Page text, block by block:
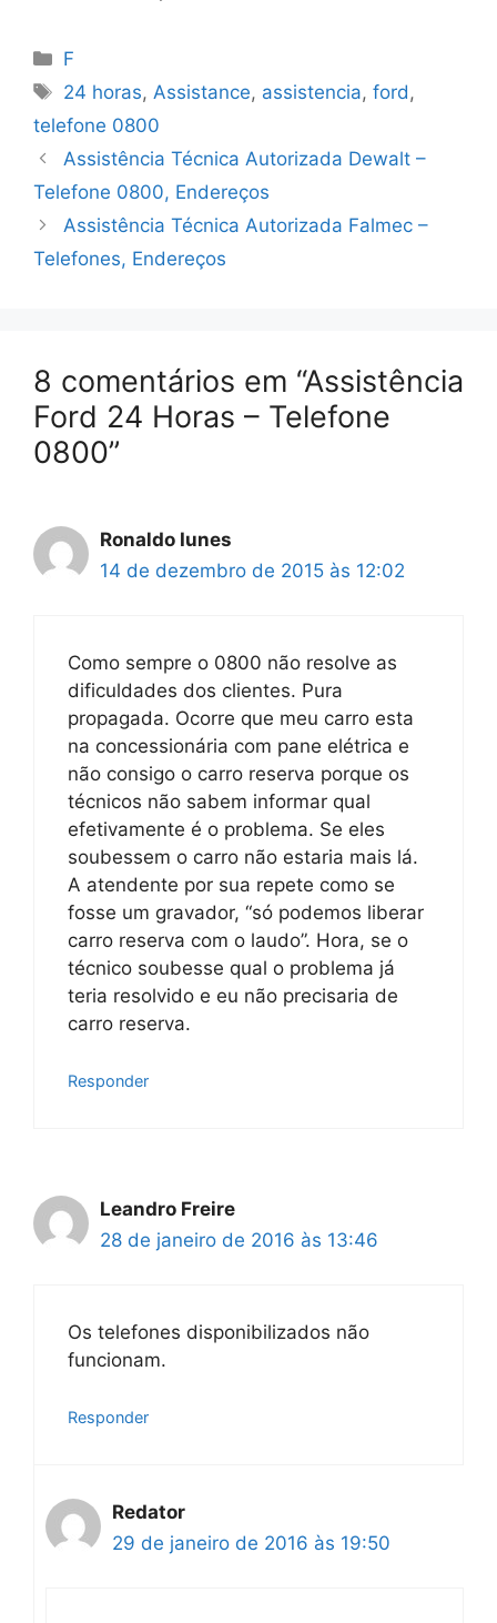
Categorias
F
Tags
24 horas, Assistance, assistencia,ford ,
telefone 0800
Assistência Técnica Autorizada Dewalt –
Telefone 0800, Endereços
Assistência Técnica Autorizada Falmec –
Telefones, Endereços
8 comentários em “Assistência
Ford 24 Horas – Telefone
0800”
Ronaldo Iunes
14 de dezembro de 2015 às 12:02
Como sempre o 0800 não resolve as
dificuldades dos clientes. Pura
propagada. Ocorre que meu carro esta
na concessionária com pane elétrica e
não consigo o carro reserva porque os
técnicos não sabem informar qual
efetivamente é o problema. Se eles
soubessem o carro não estaria mais lá.
A atendente por sua repete como se
fosse um gravador, “só podemos liberar
carro reserva com o laudo”. Hora, se o
técnico soubesse qual o problema já
teria resolvido e eu não precisaria de
carro reserva.
Responder
Leandro Freire
28 de janeiro de 2016 às 13:46
Os telefones disponibilizados não
funcionam.
Responder
Redator
29 de janeiro de 2016 às 19:50